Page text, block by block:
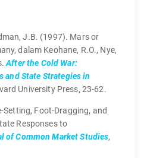
J.B. (1997). Mars or
dalam Keohane, R.O., Nye,
After the Cold War:
State Strategies in
University Press, 23-62.
Setting, Foot-Dragging, and
Responses to
of Common Market Studies,